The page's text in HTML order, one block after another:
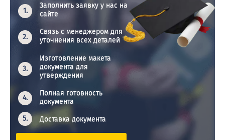
Заполнить заявку у нас на
сайте
Связь с менеджером для
уточнения всех деталей
Изготовление макета
документа для
утверждения
Полная готовность
документа
Доставка документа